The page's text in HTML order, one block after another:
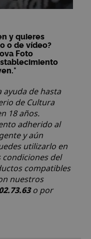
y quieres
o de vídeo?
Foto
ayuda de hasta
de Cultura
18 años.
adherido al
y aún
utilizarlo en
del
compatibles
nuestros
o por